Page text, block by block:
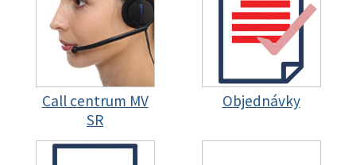
Call centrum MV
SR
Objednávky